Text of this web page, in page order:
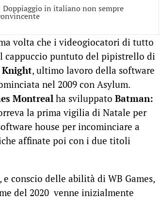
Doppiaggio in italiano non sempre
volta che i videogiocatori di tutto
cappuccio puntuto del pipistrello di
, ultimo lavoro della software
nel 2009 con Asylum.
Montreal ha sviluppato Batman:
la prima vigilia di Natale per
house per incominciare a
affinate poi con i due titoli
conscio delle abilità di WB Games,
del 2020 venne inizialmente